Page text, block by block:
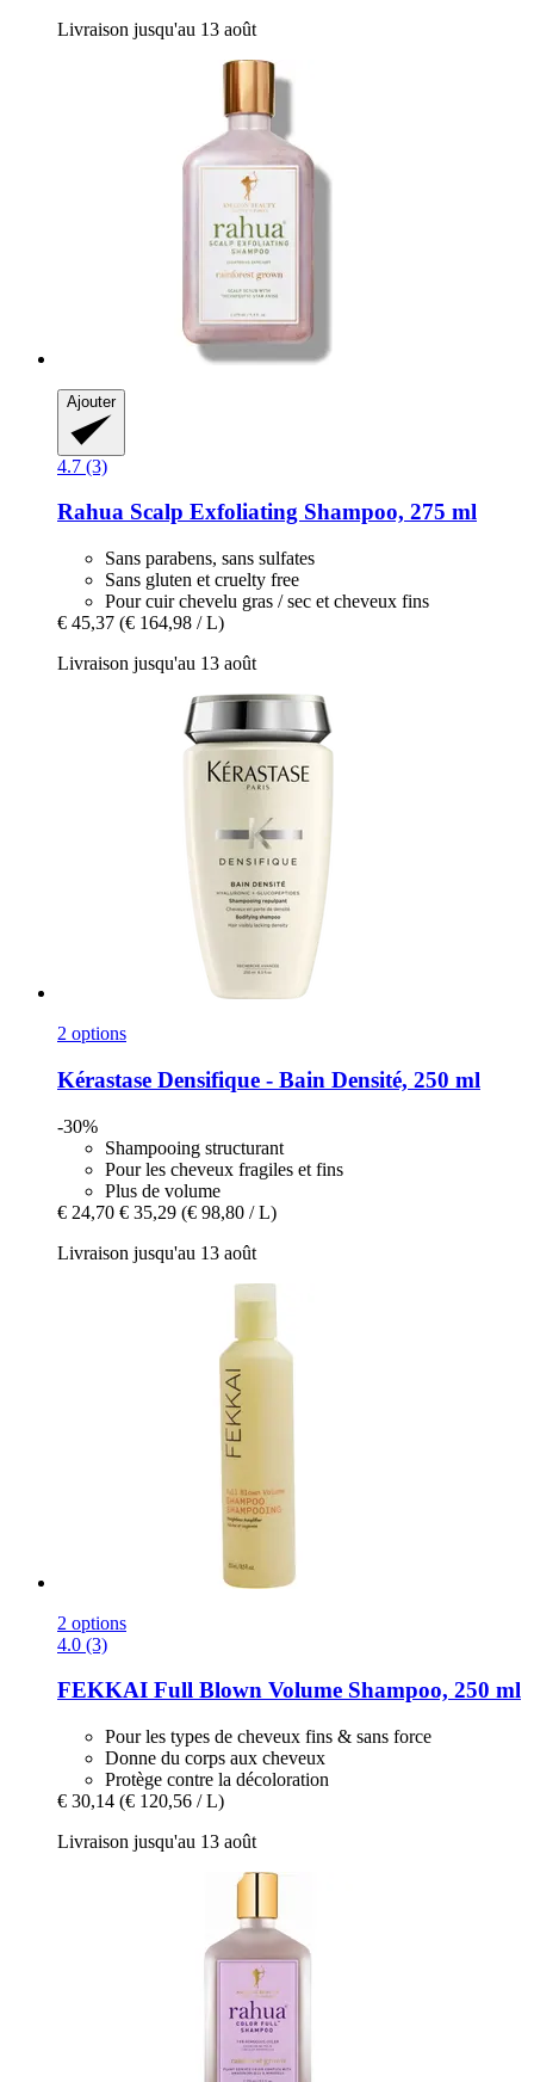
Livraison jusqu'au 13 août
Ajouter
4.7 (3)
Rahua Scalp Exfoliating Shampoo, 275 ml
Sans parabens, sans sulfates
Sans gluten et cruelty free
Pour cuir chevelu gras / sec et cheveux fins
€ 45,37 (€ 164,98 / L)
Livraison jusqu'au 13 août
2 options
Kérastase Densifique -​ Bain Densité, 250 ml
-30%
Shampooing structurant
Pour les cheveux fragiles et fins
Plus de volume
€ 24,70 € 35,29 (€ 98,80 / L)
Livraison jusqu'au 13 août
2 options
4.0 (3)
FEKKAI Full Blown Volume Shampoo, 250 ml
Pour les types de cheveux fins & sans force
Donne du corps aux cheveux
Protège contre la décoloration
€ 30,14 (€ 120,56 / L)
Livraison jusqu'au 13 août